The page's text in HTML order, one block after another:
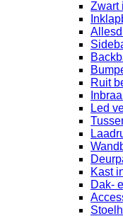
Zwart
Ruit
Led
Kast
Dak-